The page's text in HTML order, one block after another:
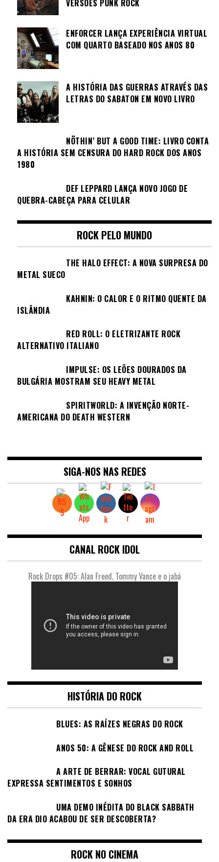
VERSÕES PUNK ROCK
ENFORCER LANÇA EXPERIÊNCIA VIRTUAL
COM QUARTO BASEADO NOS ANOS 80
A HISTÓRIA DAS GUERRAS ATRAVÉS DAS
LETRAS DO SABATON EM NOVO LIVRO
NÖTHIN’ BUT A GOOD TIME: LIVRO CONTA
A HISTÓRIA SEM CENSURA DO HARD ROCK DOS ANOS
1980
DEF LEPPARD LANÇA NOVO JOGO DE
QUEBRA-CABEÇA PARA CELULAR
ROCK PELO MUNDO
THE HALO EFFECT: A NOVA SURPRESA DO
METAL SUECO
KAHNIN: O CALOR E O RITMO QUENTE DA
ISLÂNDIA
RED ROLL: O ELETRIZANTE ROCK
ALTERNATIVO ITALIANO
IMPULSE: OS LEÕES DOURADOS DA
BULGÁRIA MOSTRAM SEU HEAVY METAL
SPIRITWORLD: A INVENÇÃO NORTE-
AMERICANA DO DEATH WESTERN
SIGA-NOS NAS REDES
CANAL ROCK IDOL
Rock Drops #05: Alan Freed, Tommy Vance e o jabá
HISTÓRIA DO ROCK
BLUES: AS RAÍZES NEGRAS DO ROCK
ANOS 50: A GÊNESE DO ROCK AND ROLL
A ARTE DE BERRAR: VOCAL GUTURAL
EXPRESSA SENTIMENTOS E SONHOS
UMA DEMO INÉDITA DO BLACK SABBATH
DA ERA DIO ACABOU DE SER DESCOBERTA?
ROCK NO CINEMA